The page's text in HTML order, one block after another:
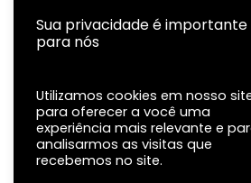
A proposta de “Cores de São
a cidade de forma minimalista
com muitas cores,
usual da cidade e dos seus dias
Sobre o fotógrafo:
Rafa Rojas (Santo André, SP,
editor. Em 2021, publicou o livro
stories”; em 2022, cocriou a
Vertigem; em 2023, foi editor
cima a baixo” e também editor
Sua privacidade é importante
para nós
Utilizamos cookies em nosso
para oferecer a você uma
experiência mais relevante e
analisarmos as visitas que
recebemos no site.